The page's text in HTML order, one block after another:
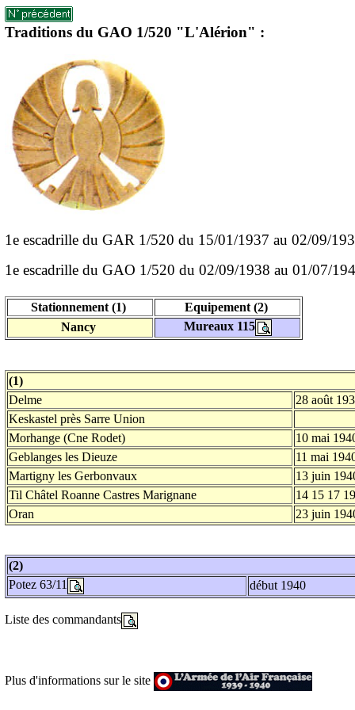
Traditions du GAO 1/520 "L'Alérion" :
1e escadrille du GAR 1/520 du 15/01/1937 au 02/09/
1e escadrille du GAO 1/520 du 02/09/1938 au 01/07/
Stationnement (1)
Equipement (2)
Nancy
Mureaux 115
(1)
Delme
28 août
Keskastel près Sarre Union
Morhange (Cne Rodet)
10 mai
Geblanges les Dieuze
11 mai
Martigny les Gerbonvaux
13 juin
Til Châtel Roanne Castres Marignane
14 15 17
Oran
23 juin
(2)
Potez 63/11
début 1940
Liste des commandants
Plus d'informations sur le site